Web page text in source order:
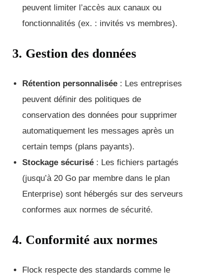
peuvent limiter l’accès aux canaux ou
fonctionnalités (ex. : invités vs membres).
3. Gestion des données
Rétention personnalisée : Les entreprises
peuvent définir des politiques de
conservation des données pour supprimer
automatiquement les messages après un
certain temps (plans payants).
Stockage sécurisé : Les fichiers partagés
(jusqu’à 20 Go par membre dans le plan
Enterprise) sont hébergés sur des serveurs
conformes aux normes de sécurité.
4. Conformité aux normes
Flock respecte des standards comme le